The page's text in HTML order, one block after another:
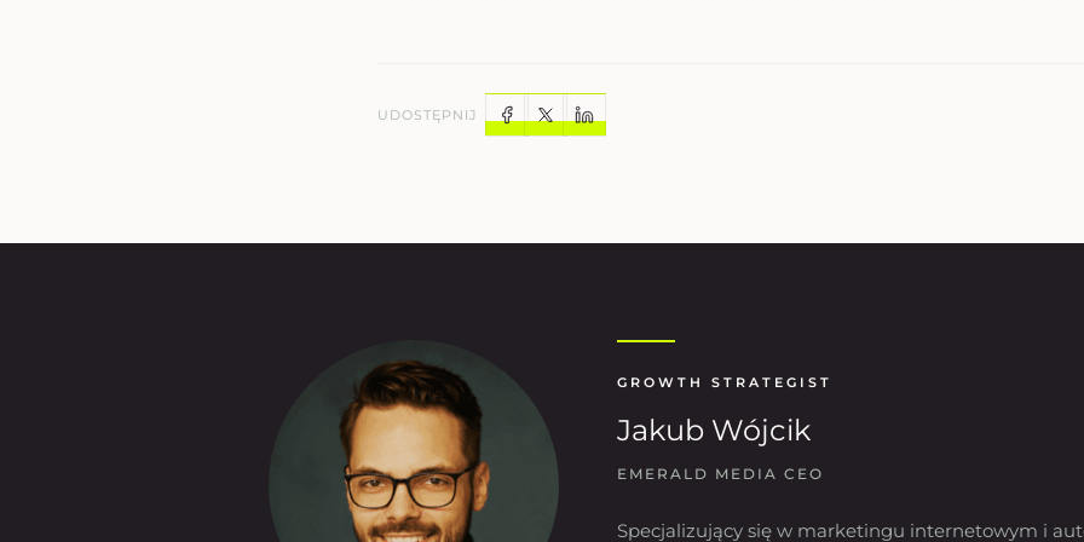
UDOSTĘPNIJ
GROWTH STRATEGIST
Jakub Wójcik
EMERALD MEDIA CEO
Specjalizujący się w marketingu internetowym i